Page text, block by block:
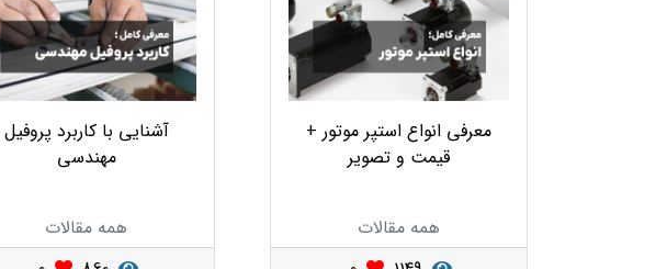
معرفی انواع استپر موتور +
قیمت و تصویر
همه مقالات
آشنایی با کاربرد پروفیل
مهندسی
همه مقالات